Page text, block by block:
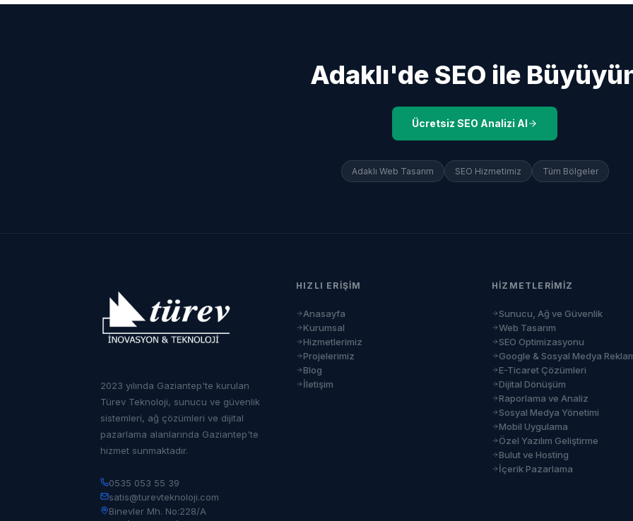
Adaklı'de SEO ile
Ücretsiz SEO Analizi Al
Adaklı Web Tasarım SEO Hizmetimiz Tüm Bölgeler
2023 yılında Gaziantep'te kurulan
Türev Teknoloji, sunucu ve güvenlik
sistemleri, ağ çözümleri ve dijital
pazarlama alanlarında Gaziantep'te
hizmet sunmaktadır.
0535 053 55 39
satis@turevteknoloji.com
Binevler Mh. No:228/A
HIZLI ERIŞIM
Anasayfa
Kurumsal
Hizmetlerimiz
Projelerimiz
Blog
İletişim
HIZMETLERIMIZ
Sunucu, Ağ ve Güvenlik
Web Tasarım
SEO Optimizasyonu
Google & Sosyal Medya
E-Ticaret Çözümleri
Dijital Dönüşüm
Raporlama ve Analiz
Sosyal Medya Yönetimi
Mobil Uygulama
Özel Yazılım Geliştirme
Bulut ve Hosting
İçerik Pazarlama